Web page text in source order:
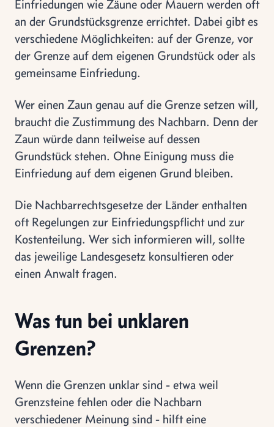
Einfriedungen wie Zäune oder Mauern werden oft
an der Grundstücksgrenze errichtet. Dabei gibt es
verschiedene Möglichkeiten: auf der Grenze, vor
der Grenze auf dem eigenen Grundstück oder als
gemeinsame Einfriedung.
Wer einen Zaun genau auf die Grenze setzen will,
braucht die Zustimmung des Nachbarn. Denn der
Zaun würde dann teilweise auf dessen
Grundstück stehen. Ohne Einigung muss die
Einfriedung auf dem eigenen Grund bleiben.
Die Nachbarrechtsgesetze der Länder enthalten
oft Regelungen zur Einfriedungspflicht und zur
Kostenteilung. Wer sich informieren will, sollte
das jeweilige Landesgesetz konsultieren oder
einen Anwalt fragen.
Was tun bei unklaren
Grenzen?
Wenn die Grenzen unklar sind - etwa weil
Grenzsteine fehlen oder die Nachbarn
verschiedener Meinung sind - hilft eine